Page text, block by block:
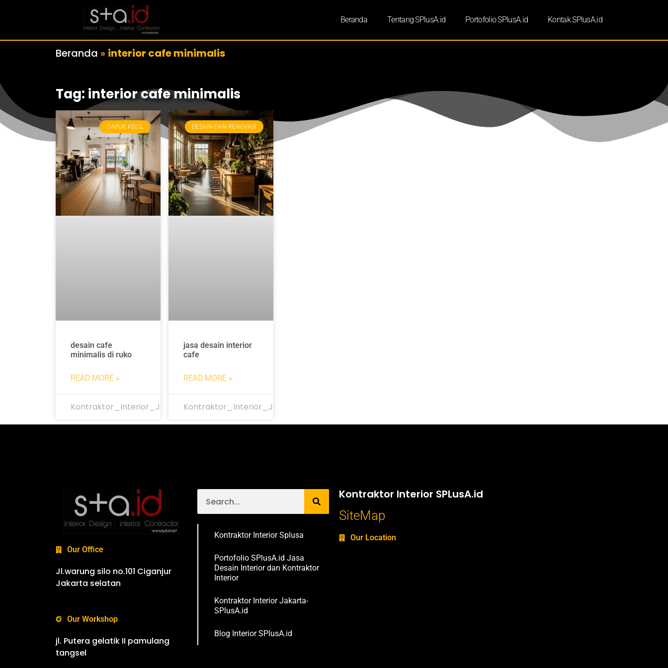
Beranda Tentang SPlusA.id Portofolio SPlusA.id Kontak SPlusA.id
Beranda » interior cafe minimalis
Tag: interior cafe minimalis
DAPUR KECIL
desain cafe
minimalis di ruko
READ MORE »
Kontraktor_Interior_Jakarta
DESAIN DAN RENOVASI
jasa desain interior
cafe
READ MORE »
Kontraktor_Interior_Jakarta
Our Office
Jl.warung silo no.101 Ciganjur
Jakarta selatan
Our Workshop
jl. Putera gelatik II pamulang
tangsel
Kontraktor Interior Splusa
Portofolio SPlusA.id Jasa
Desain Interior dan Kontraktor
Interior
Kontraktor Interior Jakarta-
SPlusA.id
Blog Interior SPlusA.id
Kontraktor Interior SPLusA.id
SiteMap
Our Location